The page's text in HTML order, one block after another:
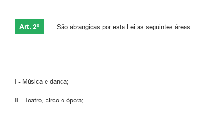
Art. 2º -São abrangidas por esta Lei as seguintes áreas:
I -Música e dança;
II -Teatro, circo e ópera;